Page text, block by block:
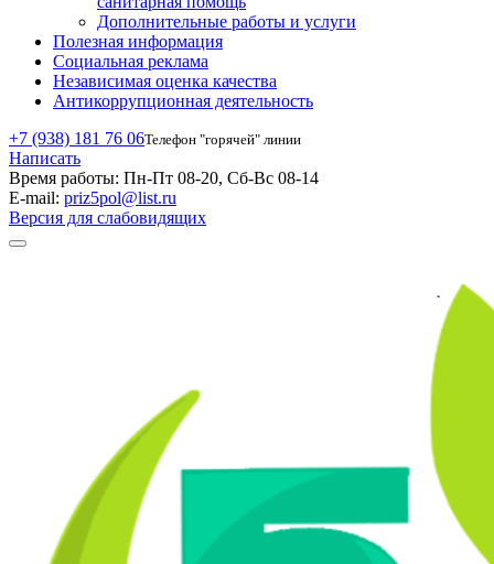
Дополнительные работы и услуги
Полезная информация
Социальная реклама
Независимая оценка качества
Антикоррупционная деятельность
+7 (938) 181 76 06Телефон "горячей" линии
Написать
Время работы: Пн-Пт 08-20, Сб-Вс 08-14
E-mail: priz5pol@list.ru
Версия для слабовидящих